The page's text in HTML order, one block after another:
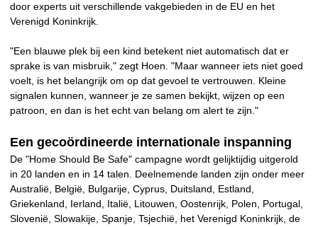
door experts uit verschillende vakgebieden in de EU en het
Verenigd Koninkrijk.
"Een blauwe plek bij een kind betekent niet automatisch dat er
sprake is van misbruik," zegt Hoen. "Maar wanneer iets niet goed
voelt, is het belangrijk om op dat gevoel te vertrouwen. Kleine
signalen kunnen, wanneer je ze samen bekijkt, wijzen op een
patroon, en dan is het echt van belang om alert te zijn."
Een gecoördineerde internationale inspanning
De "Home Should Be Safe" campagne wordt gelijktijdig uitgerold
in 20 landen en in 14 talen. Deelnemende landen zijn onder meer
Australië, België, Bulgarije, Cyprus, Duitsland, Estland,
Griekenland, Ierland, Italië, Litouwen, Oostenrijk, Polen, Portugal,
Slovenië, Slowakije, Spanje, Tsjechië, het Verenigd Koninkrijk, de